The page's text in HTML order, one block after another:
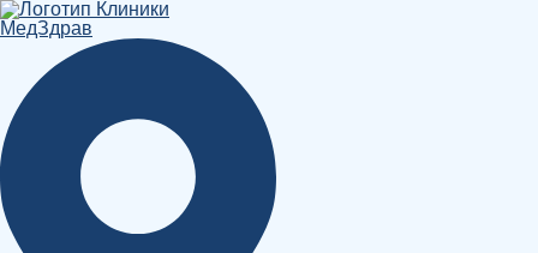
Перейти
к
содержимому